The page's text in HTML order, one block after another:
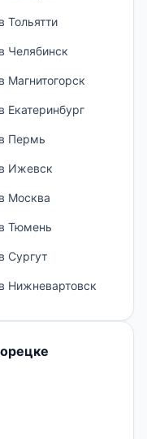
Тольятти
Челябинск
Магнитогорск
Екатеринбург
Пермь
Ижевск
Москва
Тюмень
Сургут
Нижневартовск